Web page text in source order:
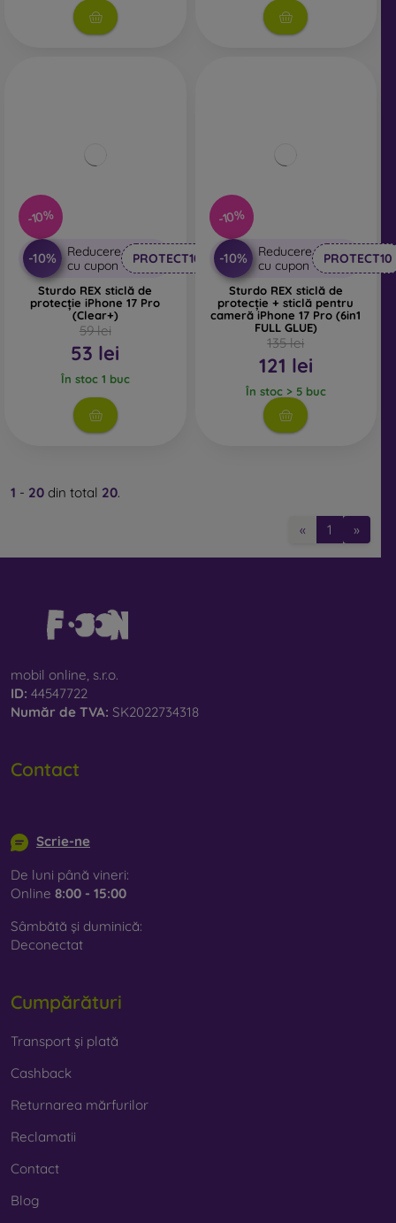
-10%
-10%
Reducere
cu cupon
PROTECT10
Sturdo REX sticlă de
protecție iPhone 17 Pro
(Clear+)
59 lei
53 lei
În stoc 1 buc
-10%
-10%
Reducere
cu cupon
PROTECT10
Sturdo REX sticlă de
protecție + sticlă pentru
cameră iPhone 17 Pro (6in1
FULL GLUE)
135 lei
121 lei
În stoc > 5 buc
1 - 20 din total 20.
« 1 »
mobil online, s.r.o.
ID: 44547722
Număr de TVA: SK2022734318
Contact
Scrie-ne
De luni până vineri:
Online 8:00 - 15:00
Sâmbătă și duminică:
Deconectat
Cumpărături
Transport și plată
Cashback
Returnarea mărfurilor
Reclamatii
Contact
Blog